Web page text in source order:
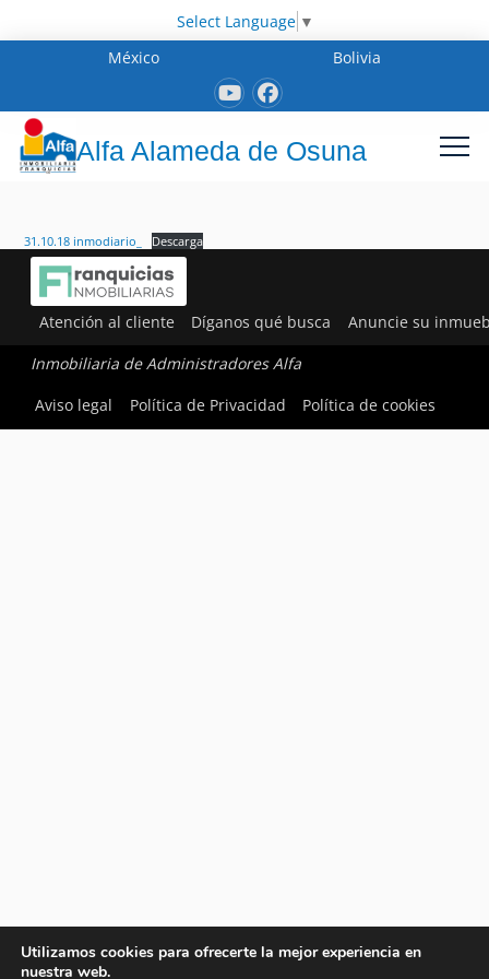
Select Language ▼
México
Bolivia
Alfa Alameda de Osuna
31.10.18 inmodiario_ Descarga
Atención al cliente Díganos qué busca Anuncie su
Inmobiliaria de Administradores Alfa
Aviso legal
Política de Privacidad Política de cookies
Utilizamos cookies para ofrecerte la mejor experiencia en
nuestra web.